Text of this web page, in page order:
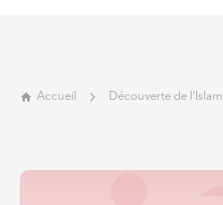
Accueil Découverte de l'Islam